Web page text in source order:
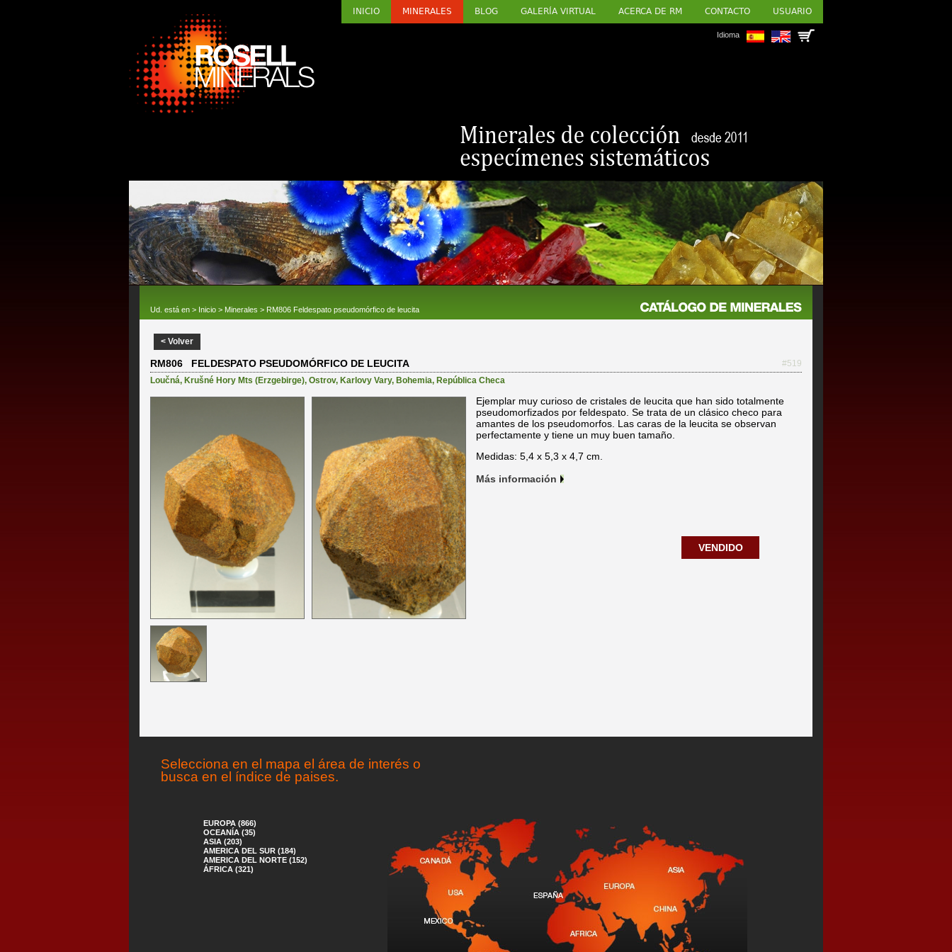
INICIO MINERALES BLOG GALERÍA VIRTUAL ACERCA DE RM CONTACTO USUARIO
Idioma
Ud. está en > Inicio > Minerales > RM806 Feldespato pseudomórfico de leucita
< Volver
RM806 FELDESPATO PSEUDOMÓRFICO DE LEUCITA
#519
Loučná, Krušné Hory Mts (Erzgebirge), Ostrov, Karlovy Vary, Bohemia, República Checa
Ejemplar muy curioso de cristales de leucita que han sido totalmente
pseudomorfizados por feldespato. Se trata de un clásico checo para
amantes de los pseudomorfos. Las caras de la leucita se observan
perfectamente y tiene un muy buen tamaño.
Medidas: 5,4 x 5,3 x 4,7 cm.
Más información
VENDIDO
Selecciona en el mapa el área de interés o
busca en el índice de paises.
EUROPA (866)
OCEANÍA (35)
ASIA (203)
AMERICA DEL SUR (184)
AMERICA DEL NORTE (152)
ÁFRICA (321)